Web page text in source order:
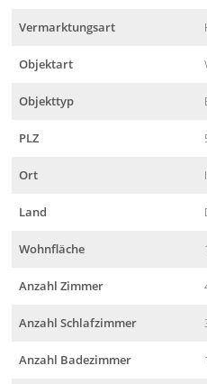
Vermarktungsart
Objektart
Objekttyp
PLZ
Ort
Land
Wohnfläche
Anzahl Zimmer
Anzahl Schlafzimmer
Anzahl Badezimmer